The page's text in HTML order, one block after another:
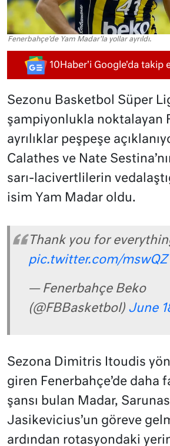
Fenerbahçe'de Yam Madar'la yollar ayrıldı.
10Haber'i Google'da takip
Sezonu Basketbol Süper
şampiyonlukla noktalayan
ayrılıklar peşpeşe
Calathes ve Nate
sarı-lacivertlilerin
isim Yam Madar oldu.
Thank you for
pic.twitter.com/
— Fenerbahçe Beko
(@FBBasketbol) June
Sezona Dimitris Itoudis
giren Fenerbahçe’de daha
şansı bulan Madar, Sarunas
Jasikevicius’un göreve
ardından rotasyondaki